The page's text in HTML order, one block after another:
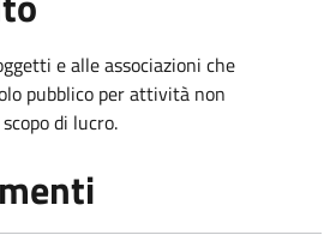
e alle associazioni che
pubblico per attività non
di lucro.